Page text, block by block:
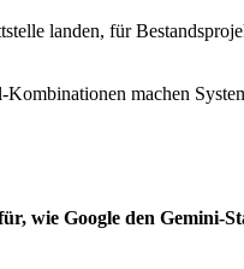
landen, für
machen
wie Google den Gemini-